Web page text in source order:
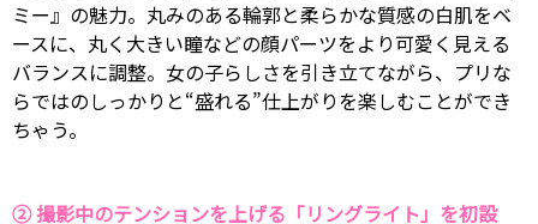
ミー』の魅力。丸みのある輪郭と柔らかな質感の白肌をベ
ースに、丸く大きい瞳などの顔パーツをより可愛く見える
バランスに調整。女の子らしさを引き立てながら、プリな
らではのしっかりと“盛れる”仕上がりを楽しむことができ
ちゃう。
② 撮影中のテンションを上げる「リングライト」を初設